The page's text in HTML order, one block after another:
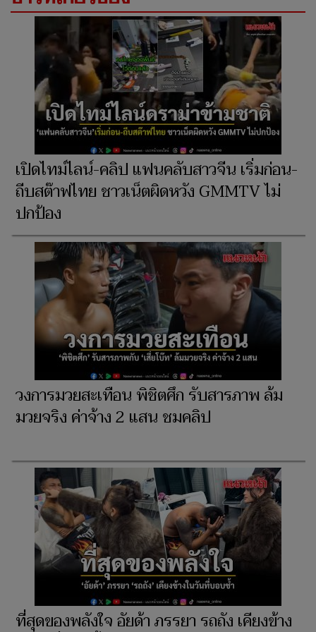
เปิดไทม์ไลน์-คลิป แฟนคลับสาวจีน เริ่มก่อน-
ถีบสต๊าฟไทย ชาวเน็ตผิดหวัง GMMTV ไม่
ปกป้อง
วงการมวยสะเทือน พิชิตศึก รับสารภาพ ล้ม
มวยจริง ค่าจ้าง 2 แสน ชมคลิป
ที่สุดของพลังใจ อัยด้า ภรรยา รถถัง เคียงข้าง